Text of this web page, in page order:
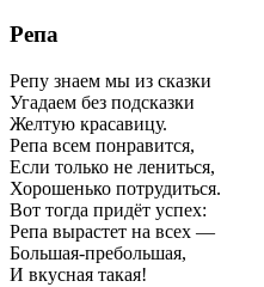
Репа
Репу знаем мы из сказки
Угадаем без подсказки
Желтую красавицу.
Репа всем понравится,
Если только не лениться,
Хорошенько потрудиться.
Вот тогда придёт успех:
Репа вырастет на всех —
Большая-пребольшая,
И вкусная такая!